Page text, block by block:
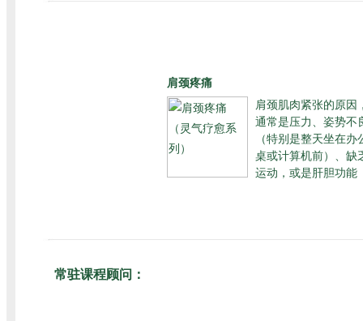
肩颈疼痛
肩颈肌肉紧张的原因
通常是压力、姿势不
（特别是整天坐在办
桌或计算机前）、缺
运动，或是肝胆功能
常驻课程顾问：